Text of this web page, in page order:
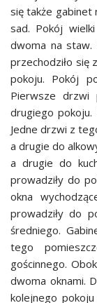
się także gabinet
sad. Pokój
dwoma na staw.
przechodziło się
pokoju. Pokój
Pierwsze drzwi
drugiego pokoju.
Jedne drzwi z
a drugie do
a drugie do
prowadziły do
okna
prowadziły do
średniego.
tego
gościnnego.
dwoma oknami.
kolejnego